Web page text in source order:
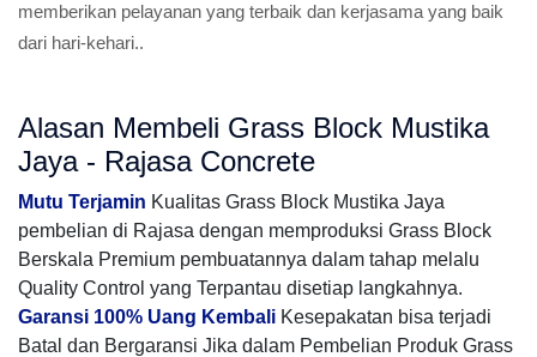
memberikan pelayanan yang terbaik dan kerjasama yang baik
dari hari-kehari..
Alasan Membeli Grass Block Mustika
Jaya - Rajasa Concrete
Mutu Terjamin Kualitas Grass Block Mustika Jaya
pembelian di Rajasa dengan memproduksi Grass Block
Berskala Premium pembuatannya dalam tahap melalu
Quality Control yang Terpantau disetiap langkahnya.
Garansi 100% Uang Kembali Kesepakatan bisa terjadi
Batal dan Bergaransi Jika dalam Pembelian Produk Grass